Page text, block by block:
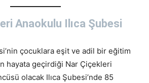
Anaokulu Ilıca Şubesi
çocuklara eşit ve adil bir eğitim
hayata geçirdiği Nar Çiçekleri
olacak Ilıca Şubesi’nde 85